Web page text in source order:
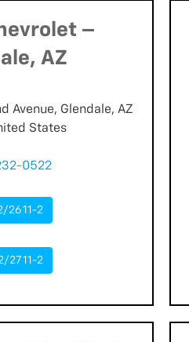
–
AZ
Avenue, Glendale, AZ
States
0522
26 11-2
27 11-2